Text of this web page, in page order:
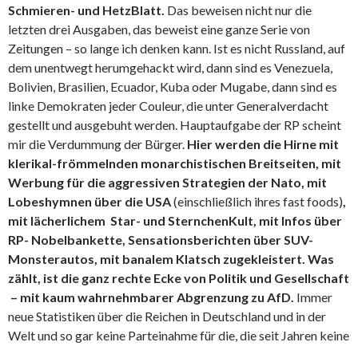
Schmieren- und HetzBlatt. Das beweisen nicht nur die
letzten drei Ausgaben, das beweist eine ganze Serie von
Zeitungen – so lange ich denken kann. Ist es nicht Russland, auf
dem unentwegt herumgehackt wird, dann sind es Venezuela,
Bolivien, Brasilien, Ecuador, Kuba oder Mugabe, dann sind es
linke Demokraten jeder Couleur, die unter Generalverdacht
gestellt und ausgebuht werden. Hauptaufgabe der RP scheint
mir die Verdummung der Bürger. Hier werden die Hirne mit
klerikal-frömmelnden monarchistischen Breitseiten, mit
Werbung für die aggressiven Strategien der Nato, mit
Lobeshymnen über die USA(einschließlich ihres fast foods),
mit lächerlichem Star- und SternchenKult, mit Infos über
RP- Nobelbankette, Sensationsberichten über SUV-
Monsterautos, mit banalem Klatsch zugekleistert. Was
zählt, ist die ganz rechte Ecke von Politik und Gesellschaft
– mit kaum wahrnehmbarer Abgrenzung zu AfD. Immer
neue Statistiken über die Reichen in Deutschland und in der
Welt und so gar keine Parteinahme für die, die seit Jahren keine